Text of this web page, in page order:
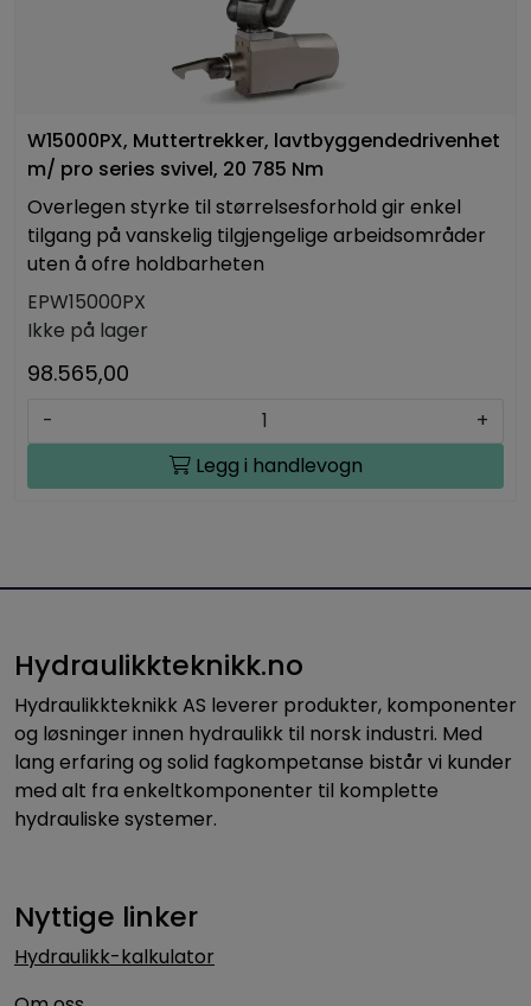
W15000PX, Muttertrekker, lavtbyggendedrivenhet
m/ pro series svivel, 20 785 Nm
Overlegen styrke til størrelsesforhold gir enkel
tilgang på vanskelig tilgjengelige arbeidsområder
uten å ofre holdbarheten
EPW15000PX
Ikke på lager
98.565,00
-
+
Legg i handlevogn
Hydraulikkteknikk.no
Hydraulikkteknikk AS leverer produkter, komponenter
og løsninger innen hydraulikk til norsk industri. Med
lang erfaring og solid fagkompetanse bistår vi kunder
med alt fra enkeltkomponenter til komplette
hydrauliske systemer.
Nyttige linker
Hydraulikk-kalkulator